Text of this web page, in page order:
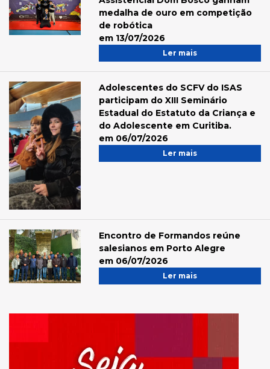
medalha de ouro em competição
de robótica
em 13/07/2026
Ler mais
Adolescentes do SCFV do ISAS
participam do XIII Seminário
Estadual do Estatuto da Criança e
do Adolescente em Curitiba.
em 06/07/2026
Ler mais
Encontro de Formandos reúne
salesianos em Porto Alegre
em 06/07/2026
Ler mais